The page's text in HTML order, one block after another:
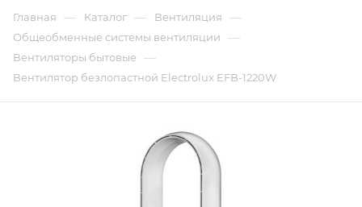
Главная — Каталог — Вентиляция —
Общеобменные системы вентиляции —
Вентиляторы бытовые —
Вентилятор безлопастной Electrolux EFB-1220W